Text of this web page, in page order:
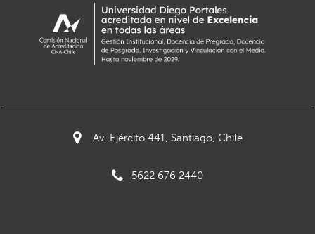
Av. Ejército 441, Santiago, Chile
5622 676 2440